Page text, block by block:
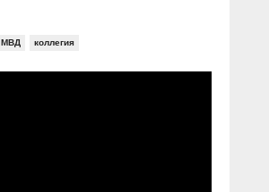
МВД коллегия